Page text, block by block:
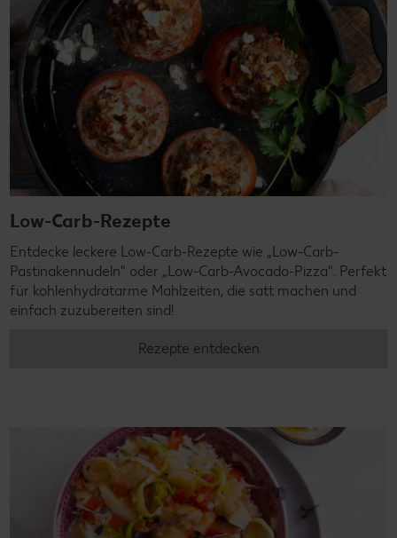
Low-Carb-Rezepte
Entdecke leckere Low-Carb-Rezepte wie „Low-Carb-
Pastinakennudeln" oder „Low-Carb-Avocado-Pizza". Perfekt
für kohlenhydratarme Mahlzeiten, die satt machen und
einfach zuzubereiten sind!
Rezepte entdecken